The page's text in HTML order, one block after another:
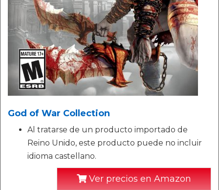
God of War Collection
Al tratarse de un producto importado de
Reino Unido, este producto puede no incluir
idioma castellano.
Ver precios en Amazon